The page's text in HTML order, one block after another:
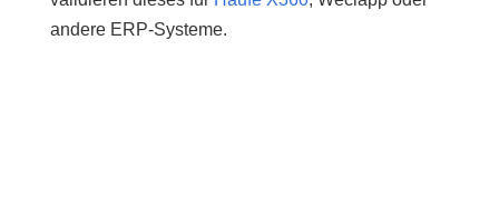
andere ERP-Systeme.